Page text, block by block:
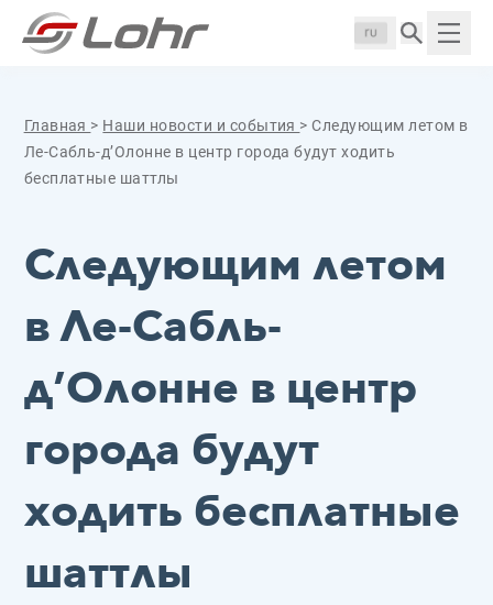
Перейти к содержанию
Langue :
Главная > Наши новости и события >Следующим летом в
Ле-Сабль-д’Олонне в центр города будут ходить
бесплатные шаттлы
Следующим летом
в Ле-Сабль-
д’Олонне в центр
города будут
ходить бесплатные
шаттлы
Панель управления cookies